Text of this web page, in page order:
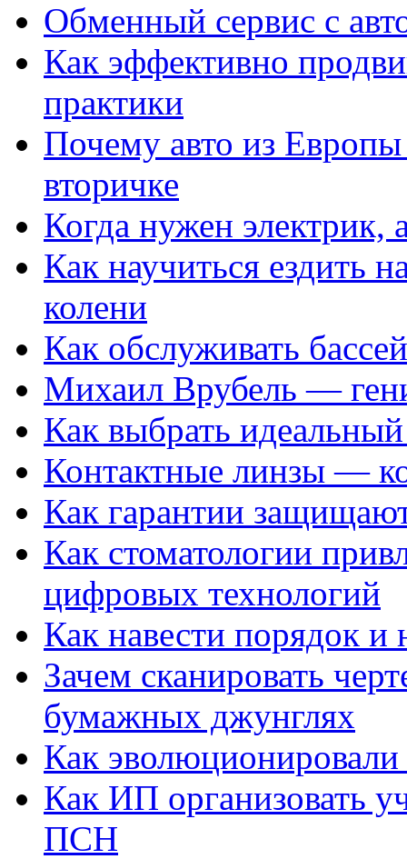
Обменный сервис с
Как эффективно
практики
Почему авто из
вторичке
Когда нужен электрик,
Как научиться ездить
колени
Как обслуживать
Михаил Врубель —
Как выбрать
Контактные линзы —
Как гарантии
Как стоматологии
цифровых технологий
Как навести порядок и
Зачем сканировать
бумажных джунглях
Как
Как ИП организовать
ПСН